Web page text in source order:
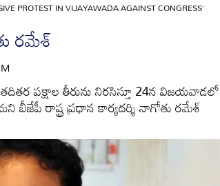
PROTEST IN VIJAYAWADA AGAINST CONGRESS’
రమేశ్‌
తదితర పక్షాల తీరును నిరసిస్తూ 24న విజయవాడలో
బీజేపీ రాష్ట్ర ప్రధాన కార్యదర్శి నాగోతు రమేశ్‌